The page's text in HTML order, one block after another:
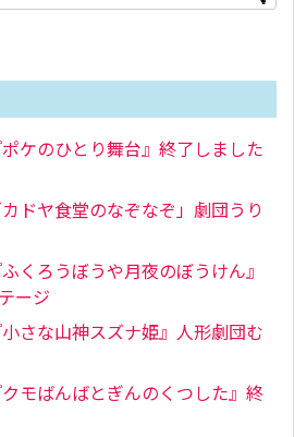
ケのひとり舞台』終了しました
ドヤ食堂のなぞなぞ」劇団うり
くろうぼうや月夜のぼうけん』
ージ
さな山神スズナ姫』人形劇団む
モばんばとぎんのくつした』終